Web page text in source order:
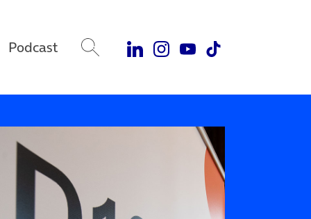
Podcast